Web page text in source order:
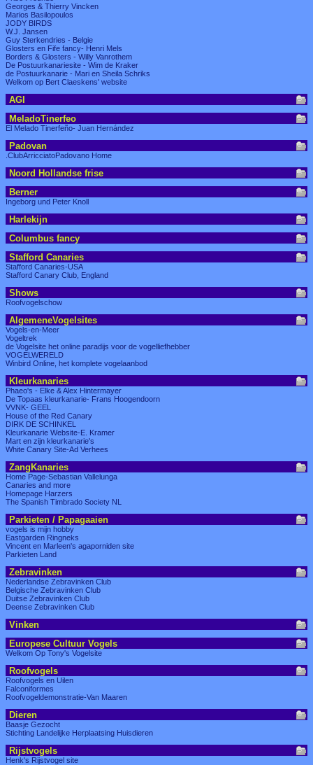
Georges & Thierry Vincken
Marios Basilopoulos
JODY BIRDS
W.J. Jansen
Guy Sterkendries - Belgie
Glosters en Fife fancy- Henri Mels
Borders & Glosters - Willy Vanrothem
De Postuurkanariesite - Wim de Kraker
de Postuurkanarie - Mari en Sheila Schriks
Welkom op Bert Claeskens' website
AGI
MeladoTinerfeo
El Melado Tinerfeño- Juan Hernández
Padovan
.ClubArricciatoPadovano Home
Noord Hollandse frise
Berner
Ingeborg und Peter Knoll
Harlekijn
Columbus fancy
Stafford Canaries
Stafford Canaries-USA
Stafford Canary Club, England
Shows
Roofvogelschow
AlgemeneVogelsites
Vogels-en-Meer
Vogeltrek
de Vogelsite het online paradijs voor de vogelliefhebber
VOGELWERELD
Winbird Online, het komplete vogelaanbod
Kleurkanaries
Phaeo's - Elke & Alex Hintermayer
De Topaas kleurkanarie- Frans Hoogendoorn
VVNK- GEEL
House of the Red Canary
DIRK DE SCHINKEL
Kleurkanarie Website-E. Kramer
Mart en zijn kleurkanarie's
White Canary Site-Ad Verhees
ZangKanaries
Home Page-Sebastian Vallelunga
Canaries and more
Homepage Harzers
The Spanish Timbrado Society NL
Parkieten / Papagaaien
vogels is mijn hobby
Eastgarden Ringneks
Vincent en Marleen's agaporniden site
Parkieten Land
Zebravinken
Nederlandse Zebravinken Club
Belgische Zebravinken Club
Duitse Zebravinken Club
Deense Zebravinken Club
Vinken
Europese Cultuur Vogels
Welkom Op Tony's Vogelsite
Roofvogels
Roofvogels en Uilen
Falconiformes
Roofvogeldemonstratie-Van Maaren
Dieren
Baasje Gezocht
Stichting Landelijke Herplaatsing Huisdieren
Rijstvogels
Henk's Rijstvogel site